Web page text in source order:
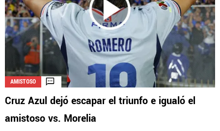
AMISTOSO
Cruz Azul dejó escapar el triunfo e igualó el
amistoso vs. Morelia